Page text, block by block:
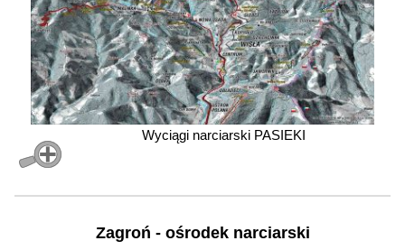
Wyciągi narciarski PASIEKI
Zagroń - ośrodek narciarski